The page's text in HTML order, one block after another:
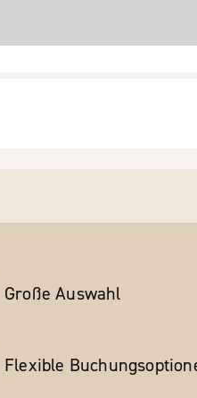
Große Auswahl
Flexible